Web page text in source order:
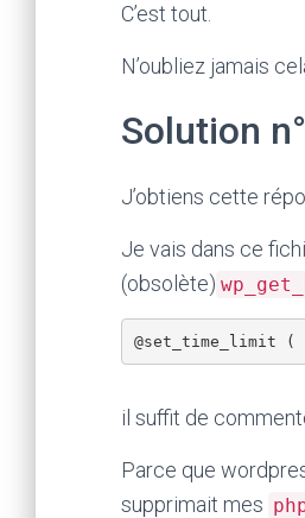
C’est tout.
N’oubliez jamais
Solution
J’obtiens cette
Je vais dans ce
(obsolète)
il suffit de
Parce que
supprimait mes